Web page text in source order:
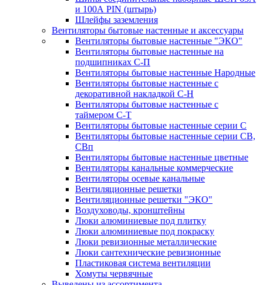
и 100А PIN (штырь)
Шлейфы заземления
Вентиляторы бытовые настенные и аксессуары
Вентиляторы бытовые настенные "ЭКО"
Вентиляторы бытовые настенные на
подшипниках С-П
Вентиляторы бытовые настенные Народные
Вентиляторы бытовые настенные с
декоративной накладкой С-Н
Вентиляторы бытовые настенные с
таймером С-Т
Вентиляторы бытовые настенные серии С
Вентиляторы бытовые настенные серии СВ,
СВп
Вентиляторы бытовые настенные цветные
Вентиляторы канальные коммерческие
Вентиляторы осевые канальные
Вентиляционные решетки
Вентиляционные решетки "ЭКО"
Воздуховоды, кронштейны
Люки алюминиевые под плитку
Люки алюминиевые под покраску
Люки ревизионные металлические
Люки сантехнические ревизионные
Пластиковая система вентиляции
Хомуты червячные